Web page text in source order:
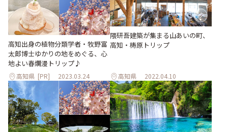
高知出身の植物分類学者・牧野富
太郎博士ゆかりの地をめぐる、心
地よい春爛漫トリップ♪
高知県 [PR] 2023.03.24
隈研吾建築が集まる山あいの町、
高知・梼原トリップ
高知県 2022.04.10